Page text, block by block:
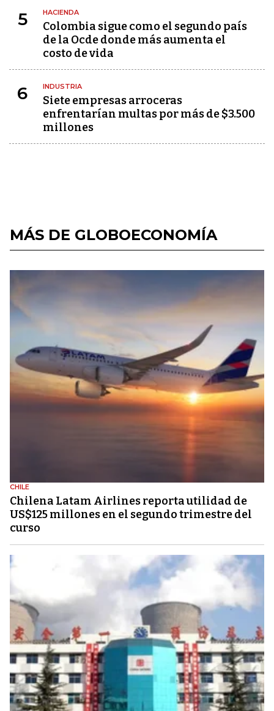
5 HACIENDA
Colombia sigue como el segundo país
de la Ocde donde más aumenta el
costo de vida
6 INDUSTRIA
Siete empresas arroceras
enfrentarían multas por más de $3.500
millones
MÁS DE GLOBOECONOMÍA
CHILE
Chilena Latam Airlines reporta utilidad de
US$125 millones en el segundo trimestre del
curso